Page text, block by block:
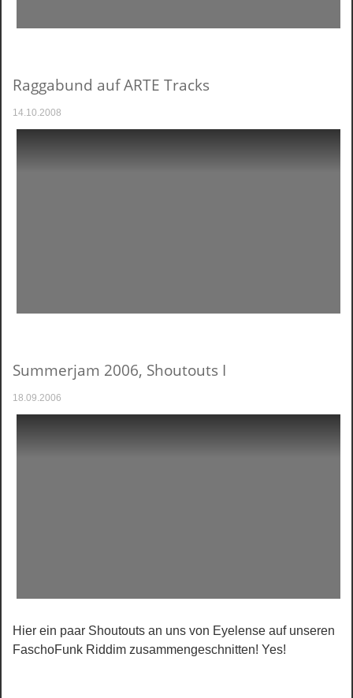
Raggabund auf ARTE Tracks
14.10.2008
Summerjam 2006, Shoutouts I
18.09.2006
Hier ein paar Shoutouts an uns von Eyelense auf unseren
FaschoFunk Riddim zusammengeschnitten! Yes!